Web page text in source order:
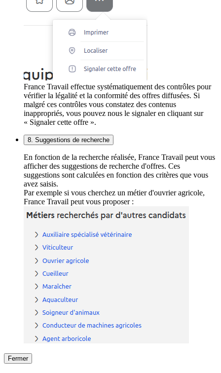
France Travail effectue systématiquement des contrôles pour
vérifier la légalité et la conformité des offres diffusées. Si
malgré ces contrôles vous constatez des contenus
inappropriés, vous pouvez nous le signaler en cliquant sur
« Signaler cette offre ».
8. Suggestions de recherche
En fonction de la recherche réalisée, France Travail peut vous
afficher des suggestions de recherche d'offres. Ces
suggestions sont calculées en fonction des critères que vous
avez saisis.
Par exemple si vous cherchez un métier d'ouvrier agricole,
France Travail peut vous proposer :
Fermer